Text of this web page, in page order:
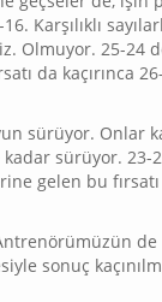
Karşılıklı
Olmuyor. 25-24
da kaçırınca
sürüyor. Onlar
kadar sürüyor. 23-
gelen bu
de
sonuç